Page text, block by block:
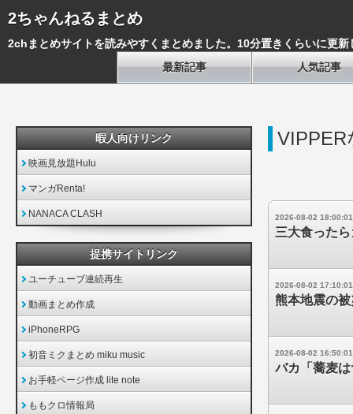
2ちゃんねるまとめ
2chまとめサイトを読みやすくまとめました。10分置きくらいに更新
最新記事
人気記事
VIPPER
2026-08-02 18:00:01
三大食った
2026-08-02 17:10:01
熊本地震の
2026-08-02 16:50:01
バカ「蕎麦
暇人向けリンク
映画見放題Hulu
マンガRenta!
NANACA CLASH
提携サイトリンク
ユーチューブ連続再生
動画まとめ作成
iPhoneRPG
初音ミクまとめ miku music
お手軽ページ作成 lite note
ももクロ情報局